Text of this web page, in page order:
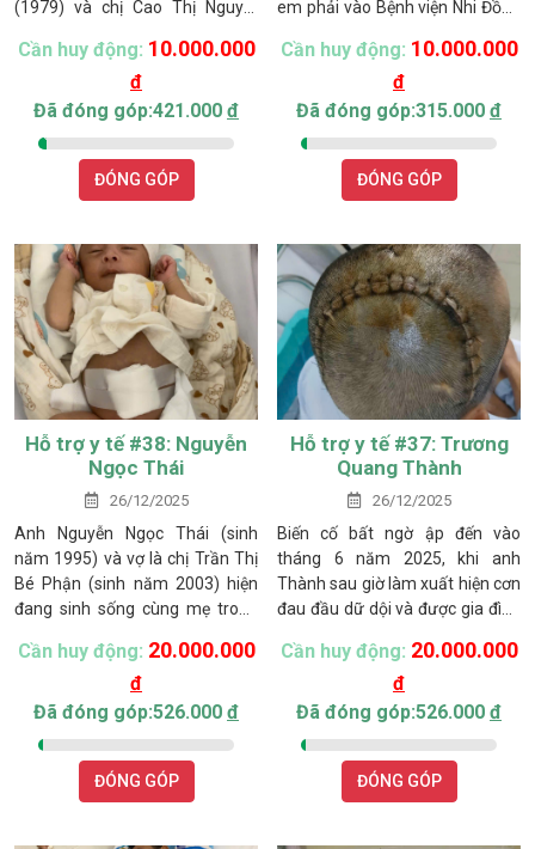
(1979) và chị Cao Thị Nguyệt
yếu bằng nghề làm thuê và
trồng thanh long. Gia đình có
khoảng 400 trụ thanh long, tuy
cao nên thu nhập không ổn định,
thậm chí thua lỗ.
Cần huy động: 10.000.000
đ
Đã đóng góp:421.000 đ
ĐÓNG GÓP
em phải vào Bệnh viện Nhi Đồng
Mỗi đợt điều trị kéo dài từ 2 đến
10 ngày, với chi phí sau khi trừ
bảo hiểm y tế vẫn còn từ 8 đến
ít ỏi của gia đình đều dồn cho
việc chữa bệnh của em.
Cần huy động: 10.000.000
đ
Đã đóng góp:315.000 đ
ĐÓNG GÓP
Hỗ trợ y tế #38: Nguyễn
Ngọc Thái
26/12/2025
Anh Nguyễn Ngọc Thái (sinh
năm 1995) và vợ là chị Trần Thị
Bé Phận (sinh năm 2003) hiện
đang sinh sống cùng mẹ trong
Năm 2024, niềm vui chào đón
con đầu lòng của gia đình nhanh
chóng trở thành nỗi lo lớn khi
trong thai kỳ, bác sĩ chẩn đoán
thai nhi bị hở thành bụng.
Cần huy động: 20.000.000
đ
Đã đóng góp:526.000 đ
ĐÓNG GÓP
Hỗ trợ y tế #37: Trương
Quang Thành
26/12/2025
Biến cố bất ngờ ập đến vào
tháng 6 năm 2025, khi anh
Thành sau giờ làm xuất hiện cơn
đau đầu dữ dội và được gia đình
Rẫy. Bác sĩ chẩn đoán anh bị tai
biến, xuất huyết não, buộc phải
phẫu thuật khẩn cấp và điều trị
nội trú 45 ngày. Sau đó, anh tiếp
tục nằm điều trị thêm 10 ngày
tại Bệnh viện Đa khoa Bình
Cần huy động: 20.000.000
đ
Đã đóng góp:526.000 đ
ĐÓNG GÓP